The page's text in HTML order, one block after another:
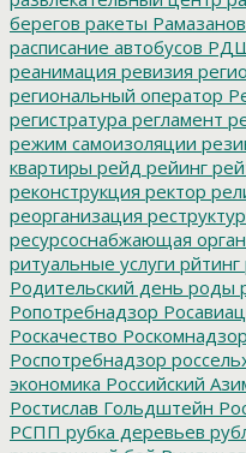
берегов ракеты Рамазанов
расписание автобусов
реанимация ревизия
региональный оператор
регистратура регламент
режим самоизоляции
квартиры рейд рейинг
реконструкция ректор
реорганизация
ресурсоснабжающая
ритуальные услуги рйтинг
Родительский день роды
Ропотребнадзор
Роскачество Роскомнадзор
Роспотребнадзор
экономика Российский
Ростислав Гольдштейн
РСПП рубка деревьев